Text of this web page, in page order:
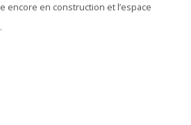
encore en construction et l’espace